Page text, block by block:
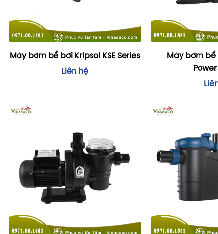
Máy bơm bể bơi Kripsol KSE Series
Liên hệ
Máy bơm bể